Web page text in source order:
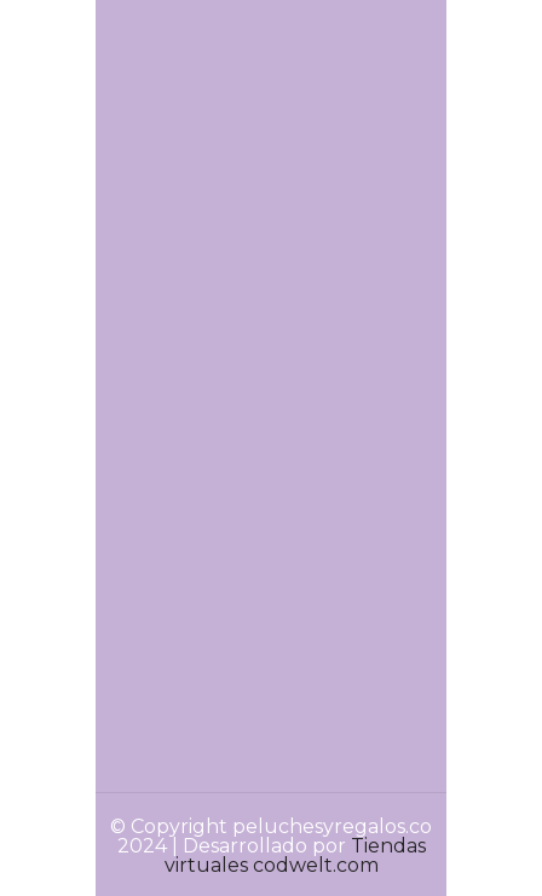
© Copyright peluchesyregalos.co
2024 | Desarrollado por Tiendas
virtuales codwelt.com